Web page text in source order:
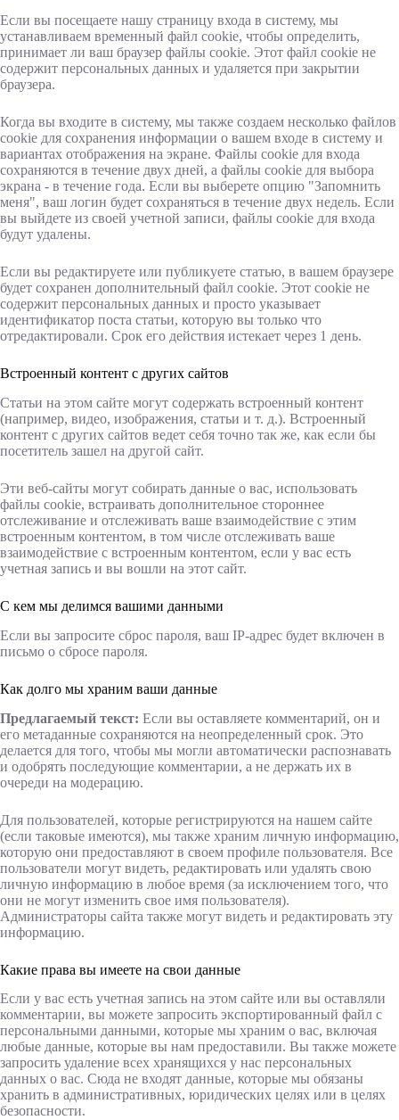
Если вы посещаете нашу страницу входа в систему, мы
устанавливаем временный файл cookie, чтобы определить,
принимает ли ваш браузер файлы cookie. Этот файл cookie не
содержит персональных данных и удаляется при закрытии
браузера.
Когда вы входите в систему, мы также создаем несколько файлов
cookie для сохранения информации о вашем входе в систему и
вариантах отображения на экране. Файлы cookie для входа
сохраняются в течение двух дней, а файлы cookie для выбора
экрана - в течение года. Если вы выберете опцию "Запомнить
меня", ваш логин будет сохраняться в течение двух недель. Если
вы выйдете из своей учетной записи, файлы cookie для входа
будут удалены.
Если вы редактируете или публикуете статью, в вашем браузере
будет сохранен дополнительный файл cookie. Этот cookie не
содержит персональных данных и просто указывает
идентификатор поста статьи, которую вы только что
отредактировали. Срок его действия истекает через 1 день.
Встроенный контент с других сайтов
Статьи на этом сайте могут содержать встроенный контент
(например, видео, изображения, статьи и т. д.). Встроенный
контент с других сайтов ведет себя точно так же, как если бы
посетитель зашел на другой сайт.
Эти веб-сайты могут собирать данные о вас, использовать
файлы cookie, встраивать дополнительное стороннее
отслеживание и отслеживать ваше взаимодействие с этим
встроенным контентом, в том числе отслеживать ваше
взаимодействие с встроенным контентом, если у вас есть
учетная запись и вы вошли на этот сайт.
С кем мы делимся вашими данными
Если вы запросите сброс пароля, ваш IP-адрес будет включен в
письмо о сбросе пароля.
Как долго мы храним ваши данные
Предлагаемый текст: Если вы оставляете комментарий, он и
его метаданные сохраняются на неопределенный срок. Это
делается для того, чтобы мы могли автоматически распознавать
и одобрять последующие комментарии, а не держать их в
очереди на модерацию.
Для пользователей, которые регистрируются на нашем сайте
(если таковые имеются), мы также храним личную информацию,
которую они предоставляют в своем профиле пользователя. Все
пользователи могут видеть, редактировать или удалять свою
личную информацию в любое время (за исключением того, что
они не могут изменить свое имя пользователя).
Администраторы сайта также могут видеть и редактировать эту
информацию.
Какие права вы имеете на свои данные
Если у вас есть учетная запись на этом сайте или вы оставляли
комментарии, вы можете запросить экспортированный файл с
персональными данными, которые мы храним о вас, включая
любые данные, которые вы нам предоставили. Вы также можете
запросить удаление всех хранящихся у нас персональных
данных о вас. Сюда не входят данные, которые мы обязаны
хранить в административных, юридических целях или в целях
безопасности.